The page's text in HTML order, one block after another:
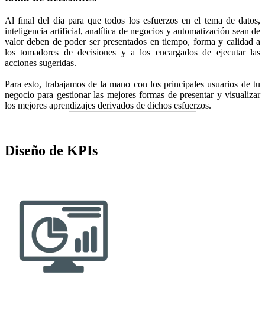
Al final del día para que todos los esfuerzos en el tema de datos,
inteligencia artificial, analítica de negocios y automatización sean de
valor deben de poder ser presentados en tiempo, forma y calidad a
los tomadores de decisiones y a los encargados de ejecutar las
acciones sugeridas.
Para esto, trabajamos de la mano con los principales usuarios de tu
negocio para gestionar las mejores formas de presentar y visualizar
los mejores aprendizajes derivados de dichos esfuerzos.
Diseño de KPIs